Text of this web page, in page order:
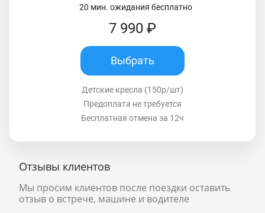
20 мин. ожидания бесплатно
7 990 ₽
Выбрать
Детские кресла (150р/шт)
Предоплата не требуется
Бесплатная отмена за 12ч
Отзывы клиентов
Мы просим клиентов после поездки оставить
отзыв о встрече, машине и водителе